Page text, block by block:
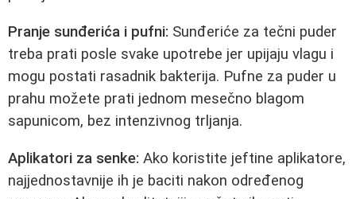
Pranje sunđerića i pufni: Sunđeriće za tečni puder
treba prati posle svake upotrebe jer upijaju vlagu i
mogu postati rasadnik bakterija. Pufne za puder u
prahu možete prati jednom mesečno blagom
sapunicom, bez intenzivnog trljanja.
Aplikatori za senke: Ako koristite jeftine aplikatore,
najjednostavnije ih je baciti nakon određenog